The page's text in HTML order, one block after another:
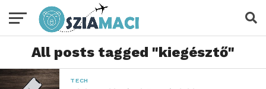
All posts tagged "kiegésztő"
TECH